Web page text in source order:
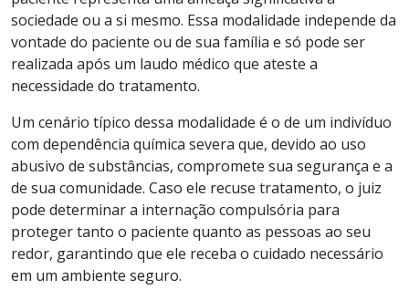
sociedade ou a si mesmo. Essa modalidade independe da
vontade do paciente ou de sua família e só pode ser
realizada após um laudo médico que ateste a
necessidade do tratamento.
Um cenário típico dessa modalidade é o de um indivíduo
com dependência química severa que, devido ao uso
abusivo de substâncias, compromete sua segurança e a
de sua comunidade. Caso ele recuse tratamento, o juiz
pode determinar a internação compulsória para
proteger tanto o paciente quanto as pessoas ao seu
redor, garantindo que ele receba o cuidado necessário
em um ambiente seguro.